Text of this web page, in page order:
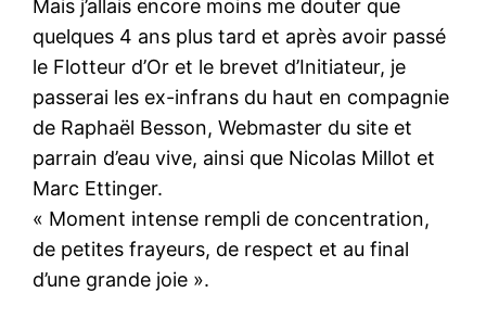
Mais j’allais encore moins me douter que
quelques 4 ans plus tard et après avoir passé
le Flotteur d’Or et le brevet d’Initiateur, je
passerai les ex-infrans du haut en compagnie
de Raphaël Besson, Webmaster du site et
parrain d’eau vive, ainsi que Nicolas Millot et
Marc Ettinger.
« Moment intense rempli de concentration,
de petites frayeurs, de respect et au final
d’une grande joie ».